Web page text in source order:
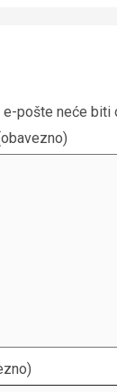
e-pošte neće biti